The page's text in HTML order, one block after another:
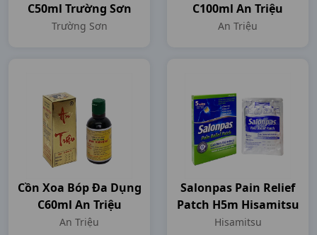
C50ml Trường Sơn
Trường Sơn
C100ml An Triệu
An Triệu
Cồn Xoa Bóp Đa Dụng
C60ml An Triệu
An Triệu
Salonpas Pain Relief
Patch H5m Hisamitsu
Hisamitsu